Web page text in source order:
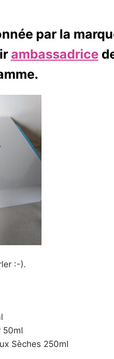
par la
ambassadrice
:-).
50ml
Sèches 250ml